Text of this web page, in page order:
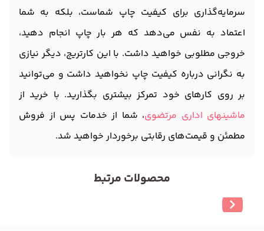
سرمایه‌گذاری برای کیفیت چاپ شماست، بلکه به شما
اعتماد به نفس می‌دهد که هر بار چاپ انجام دهید،
خروجی مطلوبی خواهید داشت. با این کارتریج، دیگر نیازی
به نگرانی درباره کیفیت چاپ نخواهید داشت و می‌توانید
بر روی کارهای خود تمرکز بیشتری بگذارید. با خرید از
ماشینهای اداری مرتضوی، شما از خدمات پس از فروش
مطمئن و قیمت‌های رقابتی برخوردار خواهید شد.
محصولات مرتبط